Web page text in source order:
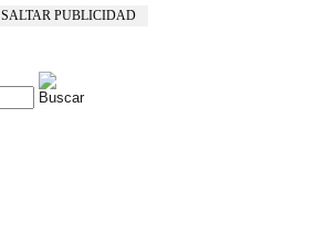
SALTAR PUBLICIDAD